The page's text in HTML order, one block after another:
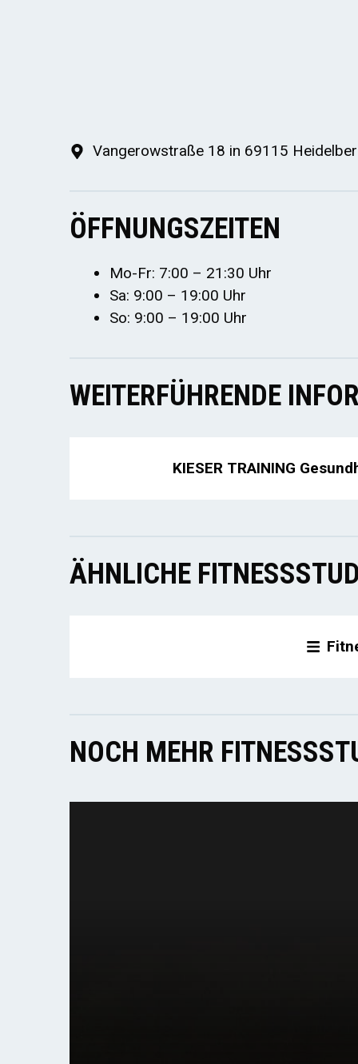
Vangerowstraße 18 in 69115
ÖFFNUNGSZEITEN
Mo-Fr: 7:00 – 21:30 Uhr
Sa: 9:00 – 19:00 Uhr
So: 9:00 – 19:00 Uhr
WEITERFÜHRENDE
KIESER TRAINING
ÄHNLICHE
NOCH MEHR